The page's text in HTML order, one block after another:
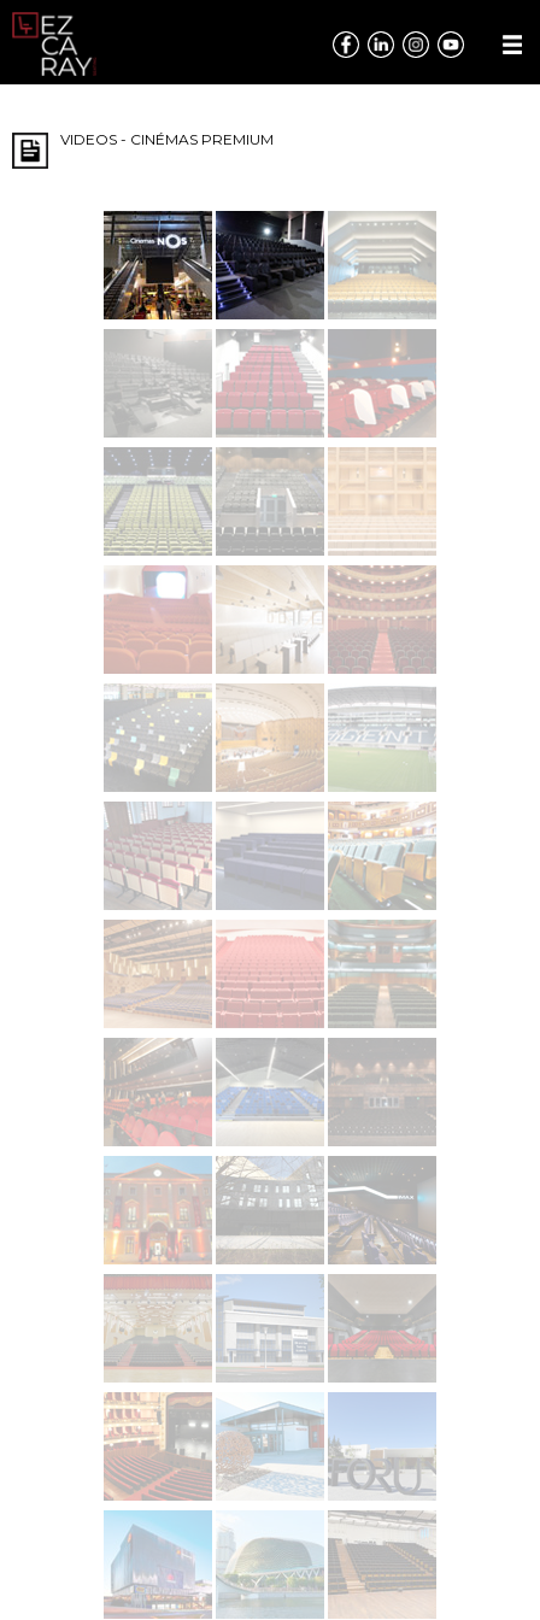
VIDEOS - CINÉMAS PREMIUM